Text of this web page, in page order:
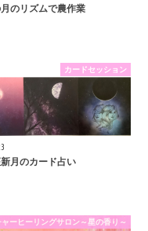
のリズムで農作業
カードセッション
月のカード占い
ャーヒーリングサロン～星の香り～